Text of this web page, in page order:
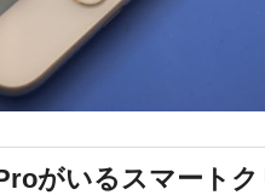
がいるスマートク